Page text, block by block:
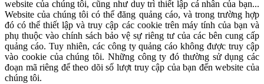
website của chúng tôi, cũng như duy trì thiết lập cá nhân của bạn...
Website của chúng tôi có thể đăng quảng cáo, và trong trường hợp
đó có thể thiết lập và truy cập các cookie trên máy tính của bạn và
phụ thuộc vào chính sách bảo vệ sự riêng tư của các bên cung cấp
quảng cáo. Tuy nhiên, các công ty quảng cáo không được truy cập
vào cookie của chúng tôi. Những công ty đó thường sử dụng các
đoạn mã riêng để theo dõi số lượt truy cập của bạn đến website của
chúng tôi.